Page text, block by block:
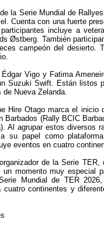
la Serie Mundial de
Cuenta con una fuerte
incluye a
Østberg. También
campeón del desierto.
Vigo y Fatima
Suzuki Swift. Están listos
Nueva Zelanda.
Hire Otago marca el
Barbados (Rally BCIC
Al agrupar estos diversos
su papel como
eventos en cuatro
de la Serie
un momento muy especial
Mundial de TER
cuatro continentes y